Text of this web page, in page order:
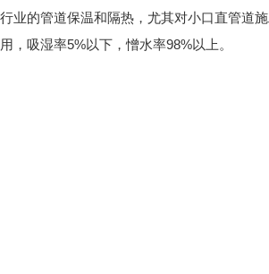
业的管道保温和隔热，尤其对小口直管道
，吸湿率5%以下，憎水率98%以上。